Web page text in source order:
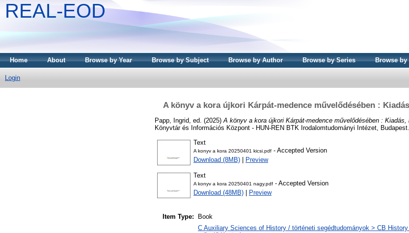
REAL-EOD
Home About Browse by Year Browse by Subject Browse by Author Browse by Series Browse
Login
A könyv a kora újkori Kárpát-medence művelődésében :
Papp, Ingrid , ed. (2025) A könyv a kora újkori Kárpát-medence művelődésében : Kiadás,
Könyvtár és Információs Központ - HUN-REN BTK Irodalomtudományi Intézet,
Text
A konyv a kora 20250401 kicsi.pdf - Accepted Version
Download (8MB)
Preview
Text
A konyv a kora 20250401 nagy.pdf - Accepted Version
Download (48MB)
Preview
Item Type: Book
C Auxiliary Sciences of History / történeti segédtudományok > CB